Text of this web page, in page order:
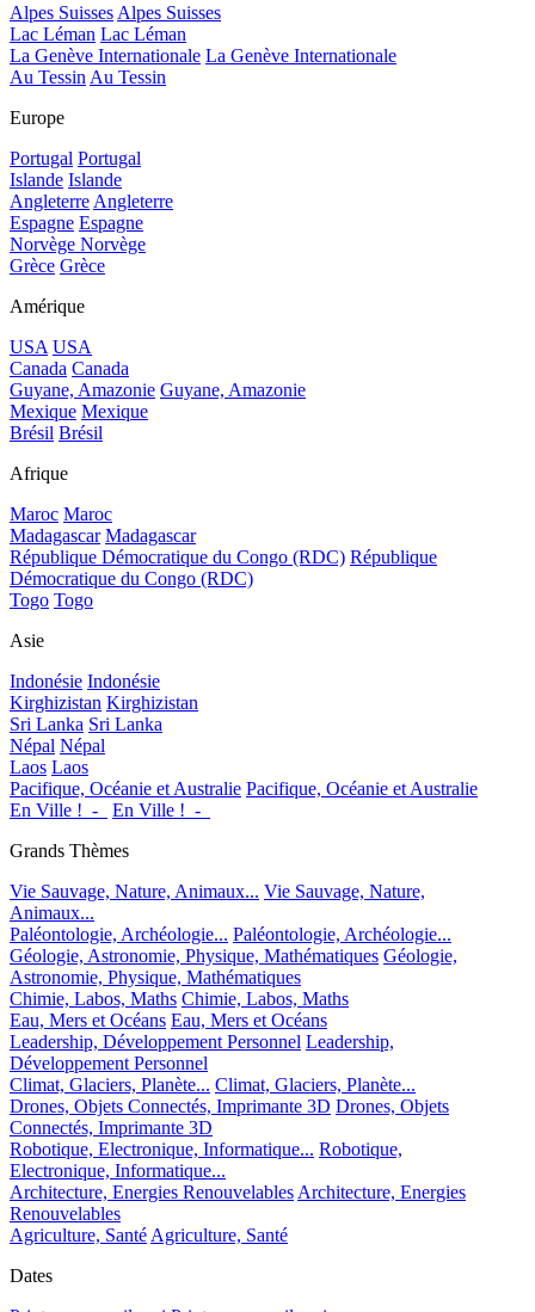
Alpes Suisses Alpes Suisses
Lac Léman Lac Léman
La Genève Internationale La Genève Internationale
Au Tessin Au Tessin
Europe
Portugal Portugal
Islande Islande
Angleterre Angleterre
Espagne Espagne
Norvège Norvège
Grèce Grèce
Amérique
USA USA
Canada Canada
Guyane, Amazonie Guyane, Amazonie
Mexique Mexique
Brésil Brésil
Afrique
Maroc Maroc
Madagascar Madagascar
République Démocratique du Congo (RDC) République
Démocratique du Congo (RDC)
Togo Togo
Asie
Indonésie Indonésie
Kirghizistan Kirghizistan
Sri Lanka Sri Lanka
Népal Népal
Laos Laos
Pacifique, Océanie et Australie Pacifique, Océanie et Australie
En Ville !_-_
En Ville !_-_
Grands Thèmes
Vie Sauvage, Nature, Animaux... Vie Sauvage, Nature,
Animaux...
Paléontologie, Archéologie... Paléontologie, Archéologie...
Géologie, Astronomie, Physique, Mathématiques Géologie,
Astronomie, Physique, Mathématiques
Chimie, Labos, Maths Chimie, Labos, Maths
Eau, Mers et Océans Eau, Mers et Océans
Leadership, Développement Personnel Leadership,
Développement Personnel
Climat, Glaciers, Planète... Climat, Glaciers, Planète...
Drones, Objets Connectés, Imprimante 3D Drones, Objets
Connectés, Imprimante 3D
Robotique, Electronique, Informatique... Robotique,
Electronique, Informatique...
Architecture, Energies Renouvelables Architecture, Energies
Renouvelables
Agriculture, Santé Agriculture, Santé
Dates